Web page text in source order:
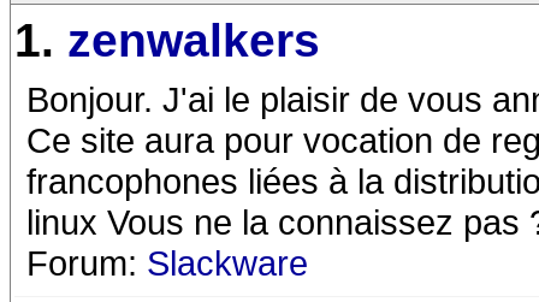
1. zenwalkers
Bonjour. J'ai le plaisir de vous
Ce site aura pour vocation de
francophones liées à la
linux Vous ne la connaissez pas
Forum: Slackware